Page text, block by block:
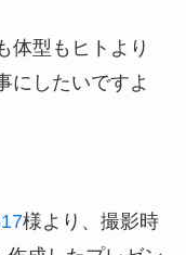
体型もヒトより
にしたいですよ
様より、撮影時